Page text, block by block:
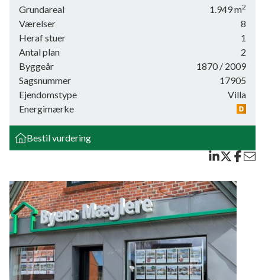
Virkelig lækker stue i forsænket afdeling, med stukkanter,
trægulv og flot udsigt over haven og landskaber mod syd, fra
stue er der udgang til skøn syd-vestvendt terrasse og der er
åben forbindelse til nyt lækkert køkken fra 2020 med
klinkegulv og stor spiseafdeling, bryggers/vaskerum med
skabe og plads til vaskemaskine og tørretumbler, entre med
flot trappe til 1. sal, flot badeværelse/gæstetoilet med
bruseniche og skabsarrangement, kontor/værelse, stort
soveværelse med egen garderobeafdeling, lækkert og meget
stort badeværelse med kar på løvefødder, bruseniche og 2
håndvaske. Der er gulvvarme i hele stueplan undtagen i
Alt fremstår i lyse farver.
1. sal med stue/aktivitetsrum, 2 værelser, stam stort
værelse/stue med udgang til sydvendt altan, omgivet af
smediejernsgitter.
Særdeles velanlagt have, med både åben og overdækket
terrasse. Der er 2 små fiskebassiner, pavillon m.m.
Grundareal 1.949m2
Værelser
8
Heraf stuer
1
Antal plan
2
Byggeår
1870/ 2009
Sagsnummer
17905
Ejendomstype
Villa
Energimærke
Bestil vurdering